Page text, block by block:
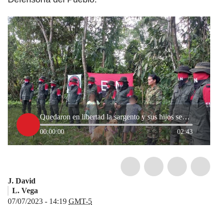
Quedaron en libertad la sargento y sus hijos secuestrados por el ELN en Arauca
00:00:00 02:43
J. David
L. Vega
07/07/2023 - 14:19 GMT-5